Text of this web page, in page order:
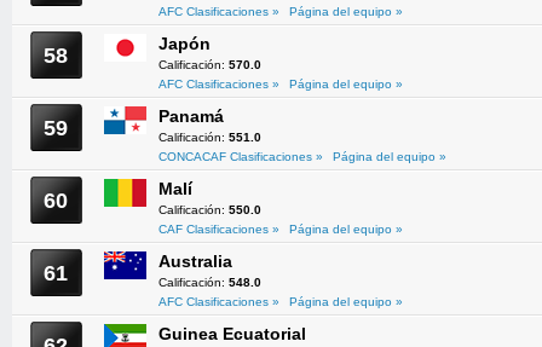
AFC Clasificaciones »
Página del equipo »
58 Japón
Calificación: 570.0
AFC Clasificaciones »
Página del equipo »
59 Panamá
Calificación: 551.0
CONCACAF Clasificaciones »
Página del equipo »
60 Malí
Calificación: 550.0
CAF Clasificaciones »
Página del equipo »
61 Australia
Calificación: 548.0
AFC Clasificaciones »
Página del equipo »
Guinea Ecuatorial